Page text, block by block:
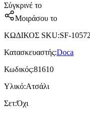
Σύγκρινέ το
Μοιράσου το
ΚΩΔΙΚΟΣ SKU:SF-
Κατασκευαστής:Doca
Κωδικός:81610
Υλικό:Ατσάλι
Σετ:Όχι